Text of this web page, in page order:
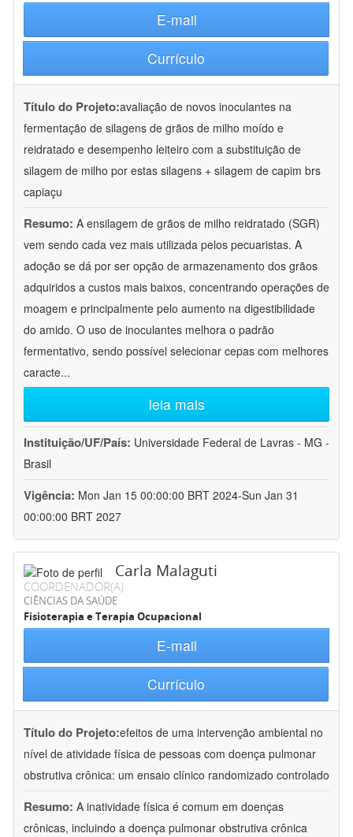
E-mail
Currículo
Título do Projeto:avaliação de novos inoculantes na
fermentação de silagens de grãos de milho moído e
reidratado e desempenho leiteiro com a substituição de
silagem de milho por estas silagens + silagem de capim brs
capiaçu
Resumo: A ensilagem de grãos de milho reidratado (SGR)
vem sendo cada vez mais utilizada pelos pecuaristas. A
adoção se dá por ser opção de armazenamento dos grãos
adquiridos a custos mais baixos, concentrando operações de
moagem e principalmente pelo aumento na digestibilidade
do amido. O uso de inoculantes melhora o padrão
fermentativo, sendo possível selecionar cepas com melhores
caracte...
leia mais
Instituição/UF/País: Universidade Federal de Lavras - MG -
Brasil
Vigência: Mon Jan 15 00:00:00 BRT 2024-Sun Jan 31
00:00:00 BRT 2027
Carla Malaguti
COORDENADOR(A)
CIÊNCIAS DA SAÚDE
Fisioterapia e Terapia Ocupacional
E-mail
Currículo
Título do Projeto:efeitos de uma intervenção ambiental no
nível de atividade física de pessoas com doença pulmonar
obstrutiva crônica: um ensaio clínico randomizado controlado
Resumo: A inatividade física é comum em doenças
crônicas, incluindo a doença pulmonar obstrutiva crônica